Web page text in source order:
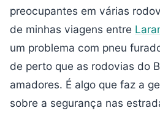
preocupantes em várias
de minhas viagens entre
um problema com pneu
de perto que as rodovias do
amadores. É algo que faz a
sobre a segurança nas